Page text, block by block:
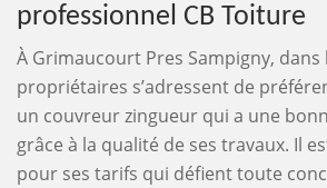
professionnel CB Toiture
À Grimaucourt Pres Sampigny, dans
propriétaires s’adressent de
un couvreur zingueur qui a une
grâce à la qualité de ses travaux. Il
pour ses tarifs qui défient toute